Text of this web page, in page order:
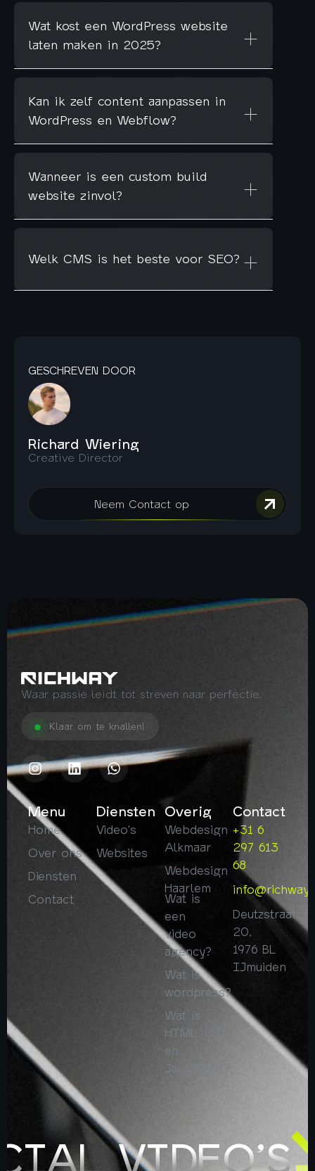
Wat kost een WordPress website
laten maken in 2025?
Kan ik zelf content aanpassen in
WordPress en Webflow?
Wanneer is een custom build
website zinvol?
Welk CMS is het beste voor SEO?
GESCHREVEN DOOR
Richard Wiering
Creative Director
Neem Contact op
Waar passie leidt tot streven naar perfectie.
Klaar om te knallen!
Menu
Home
Over ons
Diensten
Contact
Diensten
Video's
Websites
Overig
Webdesign
Alkmaar
Webdesign
Haarlem
Wat is
een
video
agency?
Wat is
wordpress?
Wat is
HTML, CSS
en
JavaScript?
Contact
+31 6
297 613
68
Deutzstraat
20,
1976 BL
IJmuiden
VIDEO’S